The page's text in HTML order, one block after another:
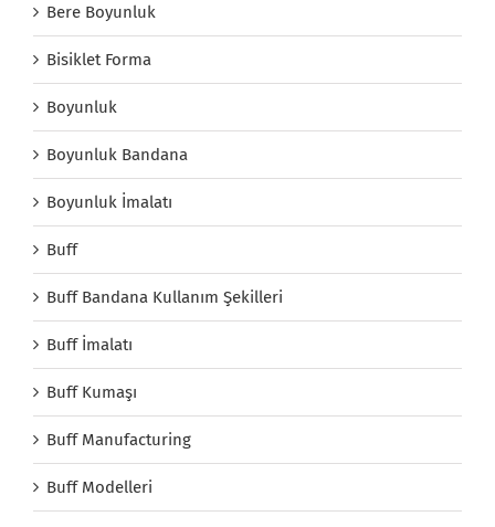
Bere Boyunluk
Bisiklet Forma
Boyunluk
Boyunluk Bandana
Boyunluk İmalatı
Buff
Buff Bandana Kullanım Şekilleri
Buff İmalatı
Buff Kumaşı
Buff Manufacturing
Buff Modelleri